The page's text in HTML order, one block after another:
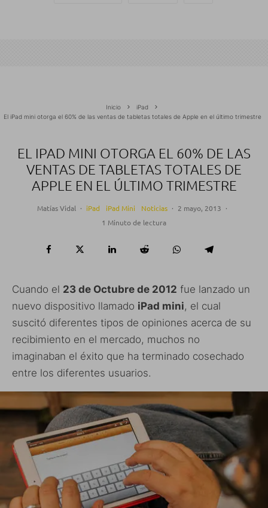
Inicio
iPad
El iPad mini otorga el 60% de las ventas de tabletas totales de Apple en el último trimestre
EL IPAD MINI OTORGA EL 60% DE LAS
VENTAS DE TABLETAS TOTALES DE
APPLE EN EL ÚLTIMO TRIMESTRE
Matías Vidal · iPad iPad Mini Noticias · 2 mayo, 2013 ·
1 Minuto de lectura
Cuando el 23 de Octubre de 2012 fue lanzado un
nuevo dispositivo llamado iPad mini, el cual
suscitó diferentes tipos de opiniones acerca de su
recibimiento en el mercado, muchos no
imaginaban el éxito que ha terminado cosechado
entre los diferentes usuarios.